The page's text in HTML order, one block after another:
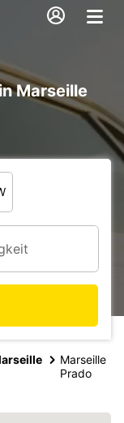
Marseille
Marseille
Prado